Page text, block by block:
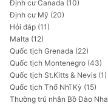
Định cư Canada (10)
Định cư Mỹ (20)
Hỏi đáp (11)
Malta (12)
Quốc tịch Grenada (22)
Quốc tịch Montenegro (43)
Quốc tịch St.Kitts & Nevis (1)
Quốc tịch Thổ Nhĩ Kỳ (15)
Thường trú nhân Bồ Đào Nha